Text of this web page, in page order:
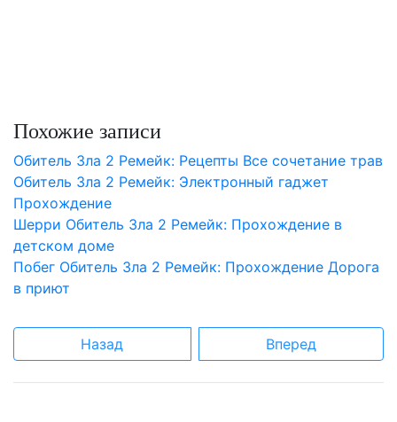
Похожие записи
Обитель Зла 2 Ремейк: Рецепты Все сочетание трав
Обитель Зла 2 Ремейк: Электронный гаджет
Прохождение
Шерри Обитель Зла 2 Ремейк: Прохождение в
детском доме
Побег Обитель Зла 2 Ремейк: Прохождение Дорога
в приют
Назад Вперед